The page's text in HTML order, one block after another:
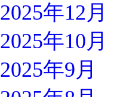
2025年12月
2025年10月
2025年9月